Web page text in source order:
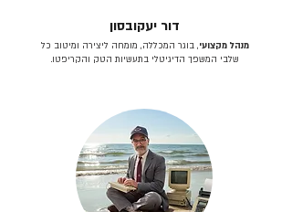
דור יעקובסון
מנהל מקצועי, בוגר המכללה, מומחה ליצירה ומיטוב כל
שלבי המשפך הדיגיטלי בתעשיות הטק והקריפטו.